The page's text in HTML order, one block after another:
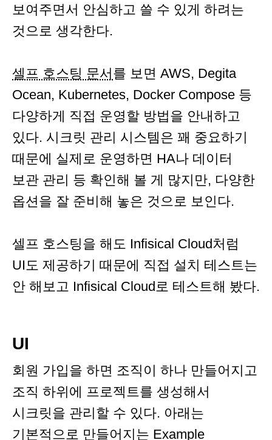
보여주면서 안심하고 쓸 수 있게 하려는
것으로 생각한다.
셀프 호스팅 문서를 보면 AWS, Degita
Ocean, Kubernetes, Docker Compose 등
다양하게 직접 운영할 방법을 안내하고
있다. 시크릿 관리 시스템은 꽤 중요하기
때문에 실제로 운영하면 HA나 데이터
보관 관리 등 확인해 볼 게 많지만, 다양한
옵션을 잘 준비해 놓은 것으로 보인다.
셀프 호스팅을 해도 Infisical Cloud처럼
UI도 제공하기 때문에 직접 설치 테스트는
안 해보고 Infisical Cloud로 테스트해 봤다.
UI
회원 가입을 하면 조직이 하나 만들어지고
조직 하위에 프로젝트를 생성해서
시크릿을 관리할 수 있다. 아래는
기본적으로 만들어지는 Example